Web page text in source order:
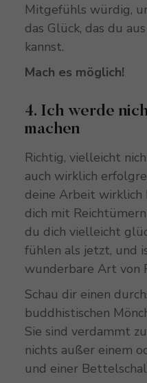
Mitgefühls würdig,
das Glück, das du
kannst.
Mach es möglich!
4. Ich werde
machen
Richtig, vielleicht
auch wirklich
deine Arbeit wirklich
dich mit
du dich vielleicht
fühlen als jetzt, und
wunderbare Art von
Schau dir einen
buddhistischen
Sie sind verdammt
nichts außer einem
und einer